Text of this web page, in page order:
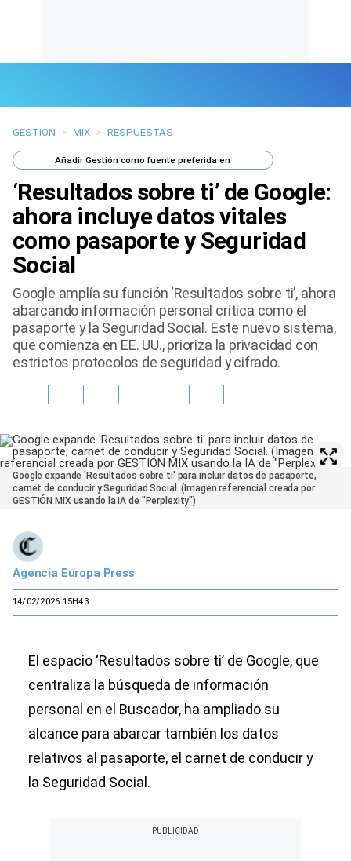
Últimas Noticias
Mi Bolsillo
Respuestas
Gente
Tendencias Mix
Sports
GESTION > MIX > RESPUESTAS
AñadirGestión como fuente preferida en
‘Resultados sobre ti’ de Google:
ahora incluye datos vitales
como pasaporte y Seguridad
Social
Google amplía su función ‘Resultados sobre ti’, ahora
abarcando información personal crítica como el
pasaporte y la Seguridad Social. Este nuevo sistema,
que comienza en EE. UU., prioriza la privacidad con
estrictos protocolos de seguridad y cifrado.
Google expande 'Resultados sobre ti' para incluir datos de pasaporte,
carnet de conducir y Seguridad Social. (Imagen referencial creada por
GESTIÓN MIX usando la IA de "Perplexity")
Agencia Europa Press
14/02/2026 15H43
El espacio ‘Resultados sobre ti’ de Google, que
centraliza la búsqueda de información
personal en el Buscador, ha ampliado su
alcance para abarcar también los datos
relativos al pasaporte, el carnet de conducir y
la Seguridad Social.